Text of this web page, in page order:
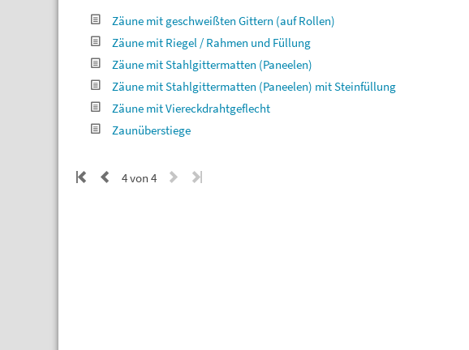
Zäune mit geschweißten Gittern (auf Rollen)
Zäune mit Riegel / Rahmen und Füllung
Zäune mit Stahlgittermatten (Paneelen)
Zäune mit Stahlgittermatten (Paneelen) mit Steinfüllung
Zäune mit Viereckdrahtgeflecht
Zaunüberstiege
4 von 4